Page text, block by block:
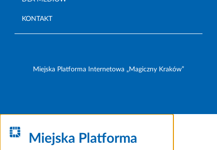
KONTAKT
Miejska Platforma Internetowa „Magiczny Kraków”
Miejska Platforma